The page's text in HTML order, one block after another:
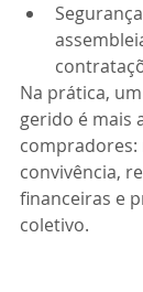
Na prática,
gerido é mais
compradores:
convivência,
financeiras e
coletivo.